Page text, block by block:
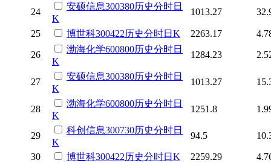
24
安硕信息300380历史分时日
K
1013.27
25 博世科300422历史分时日K 2263.17
26
渤海化学600800历史分时日
K
1284.23
27
安硕信息300380历史分时日
K
1013.27
28
渤海化学600800历史分时日
K
1251.8
29
科创信息300730历史分时日
K
94.5
30 博世科300422历史分时日K 2259.29